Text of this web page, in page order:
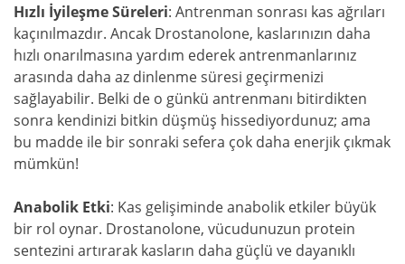
Hızlı İyileşme Süreleri: Antrenman sonrası kas ağrıları
kaçınılmazdır. Ancak Drostanolone, kaslarınızın daha
hızlı onarılmasına yardım ederek antrenmanlarınız
arasında daha az dinlenme süresi geçirmenizi
sağlayabilir. Belki de o günkü antrenmanı bitirdikten
sonra kendinizi bitkin düşmüş hissediyordunuz; ama
bu madde ile bir sonraki sefera çok daha enerjik çıkmak
mümkün!
Anabolik Etki: Kas gelişiminde anabolik etkiler büyük
bir rol oynar. Drostanolone, vücudunuzun protein
sentezini artırarak kasların daha güçlü ve dayanıklı